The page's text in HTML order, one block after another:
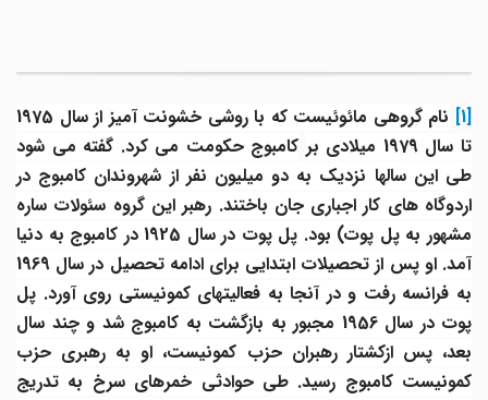
نام گروهی مائوئیست که با روشی خشونت آمیز از سال 1975
تا سال 1979 میلادی بر
کامبوج حکومت می کرد. گفته می شود
طی این سالها نزدیک به دو میلیون نفر از شهروندان کامبوج در
اردوگاه های کار اجباری جان باختند. رهبر این گروه سئولات ساره
مشهور به پل پوت) بود. پل پوت در سال 1925 در کامبوج به دنیا
آمد. او پس از تحصیلات ابتدایی برای ادامه تحصیل در سال 1969
به فرانسه رفت و در آنجا به فعالیتهای کمونیستی روی آورد. پل
پوت در سال 1956 مجبور به بازگشت به کامبوج شد و چند سال
بعد، پس ازکشتار رهبران حزب کمونیست، او به رهبری حزب
کمونیست کامبوج رسید. طی حوادثی خمرهای سرخ به تدریج